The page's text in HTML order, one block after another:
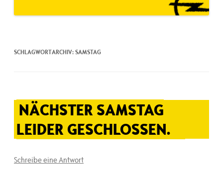
SCHLAGWORTARCHIV:SAMSTAG
NÄCHSTER SAMSTAG
LEIDER GESCHLOSSEN.
Schreibe eine Antwort